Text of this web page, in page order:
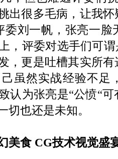
出很多毛病，让我
委刘一帆，张亮一脸
，评委对选手们可
，更是吐槽其实所
虽然实战经验不足
认为张亮是“公愤“
切也还是未知。
美食 CG技术视觉盛